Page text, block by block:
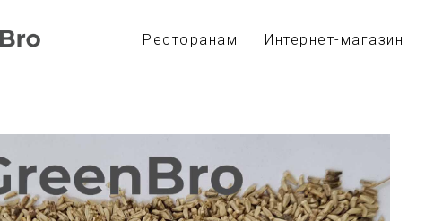
Ресторанам Интернет-магазин